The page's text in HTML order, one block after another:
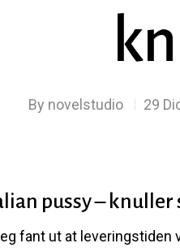
By novelstudio 29
pussy – knuller
fant ut at